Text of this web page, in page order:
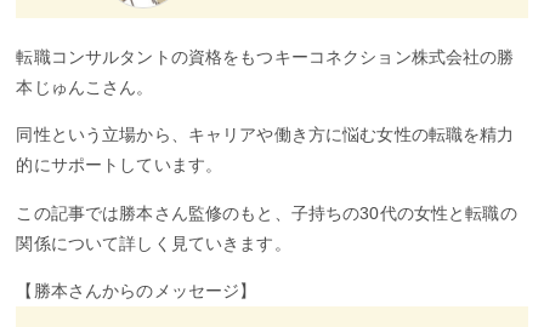
転職コンサルタントの資格をもつキーコネクション株式会社の勝
本じゅんこさん。
同性という立場から、キャリアや働き方に悩む女性の転職を精力
的にサポートしています。
この記事では勝本さん監修のもと、子持ちの30代の女性と転職の
関係について詳しく見ていきます。
【勝本さんからのメッセージ】